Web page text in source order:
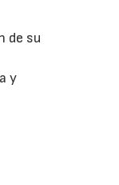
de su
y